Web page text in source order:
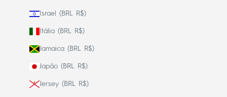
Israel (BRL R$)
Itália (BRL R$)
Jamaica (BRL R$)
Japão (BRL R$)
Jersey (BRL R$)